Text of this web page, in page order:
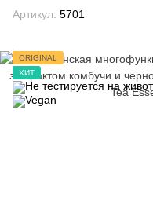
Артикул: 5701
ORIGINAL
ХИТ